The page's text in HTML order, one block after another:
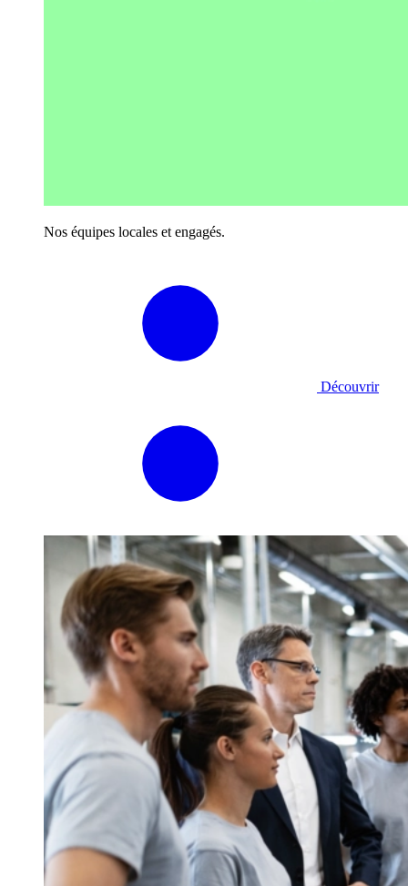
Nos équipes locales et engagés.
Découvrir